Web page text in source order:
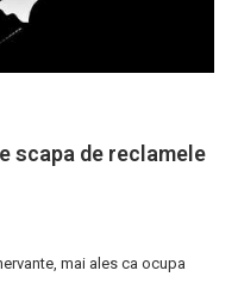
scapa de reclamele
mai ales ca ocupa